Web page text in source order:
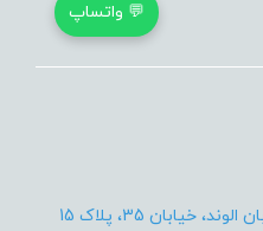
خیابان 35، پلاک 15
💬 واتساپ